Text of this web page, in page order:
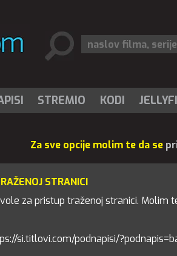
STREMIO KODI
Za sve opcije molim te da se
STRANICI
za pristup traženoj stranici. Molim
si.titlovi.com/podnapisi/